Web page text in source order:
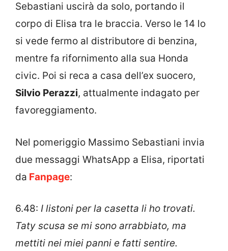
Sebastiani uscirà da solo, portando il
corpo di Elisa tra le braccia. Verso le 14 lo
si vede fermo al distributore di benzina,
mentre fa rifornimento alla sua Honda
civic. Poi si reca a casa dell’ex suocero,
Silvio Perazzi, attualmente indagato per
favoreggiamento.
Nel pomeriggio Massimo Sebastiani invia
due messaggi WhatsApp a Elisa, riportati
da Fanpage:
6.48: I listoni per la casetta li ho trovati.
Taty scusa se mi sono arrabbiato, ma
mettiti nei miei panni e fatti sentire.